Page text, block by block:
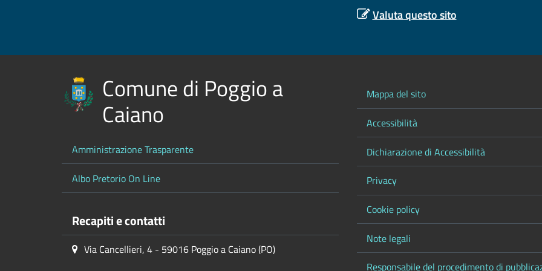
Valuta questo sito
Comune di Poggio a
Caiano
Amministrazione Trasparente
Albo Pretorio On Line
Recapiti e contatti
Via Cancellieri, 4 - 59016 Poggio a Caiano (PO)
Mappa del sito
Accessibilità
Dichiarazione di Accessibilità
Privacy
Cookie policy
Note legali
Responsabile del procedimento di